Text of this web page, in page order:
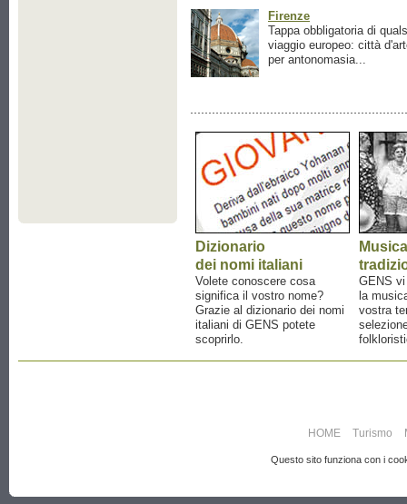
Firenze
Tappa obbligatoria di
viaggio europeo: città
per antonomasia...
Dizionario
dei nomi italiani
Volete conoscere cosa
significa il vostro nome?
Grazie al dizionario dei nomi
italiani di GENS potete
scoprirlo.
Musica
GENS
la
vostra
HOME Turismo
Questo sito funziona con i